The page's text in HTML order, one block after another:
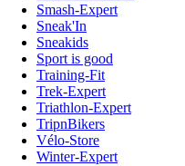
Smash-Expert
Sneak'In
Sneakids
Sport is good
Training-Fit
Trek-Expert
Triathlon-Expert
TripnBikers
Vélo-Store
Winter-Expert